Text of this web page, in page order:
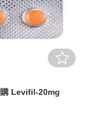
購 Levifil-20mg